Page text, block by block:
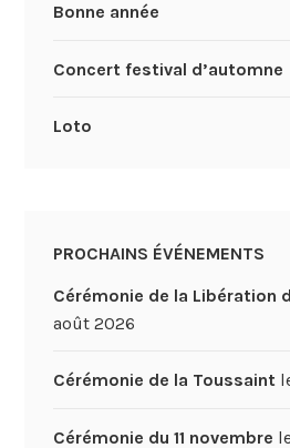
Bonne année
Concert festival d’automne
Loto
PROCHAINS ÉVÉNEMENTS
Cérémonie de la Libération
août 2026
Cérémonie de la Toussaint
Cérémonie du 11 novembre